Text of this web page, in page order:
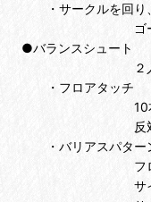
・サークルを回り、
ゴール下とシ
●バランスシュート
２人組み、１人が
・フロアタッチ 「
10本連続で、
反対の足でも
・バリアスパターン
フロアタ
サイドステ